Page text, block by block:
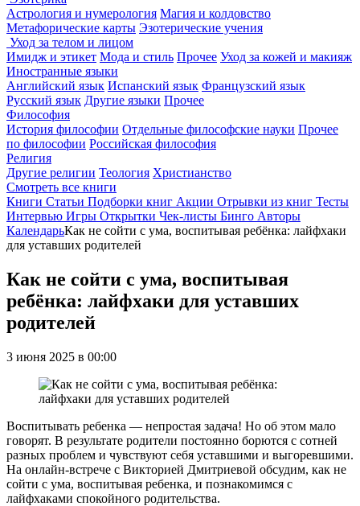
Астрология и нумерология Магия и колдовство
Метафорические карты Эзотерические учения
Уход за телом и лицом
Имидж и этикет Мода и стиль Прочее Уход за кожей и макияж
Иностранные языки
Английский язык Испанский язык Французский язык
Русский язык Другие языки Прочее
Философия
История философии Отдельные философские науки Прочее
по философии Российская философия
Религия
Другие религии Теология Христианство
Смотреть все книги
Книги Статьи Подборки книг Акции Отрывки из книг Тесты
Интервью Игры Открытки Чек-листы Бинго Авторы
КалендарьКак не сойти с ума, воспитывая ребёнка: лайфхаки
для уставших родителей
Как не сойти с ума, воспитывая
ребёнка: лайфхаки для уставших
родителей
3 июня 2025 в 00:00
Воспитывать ребенка — непростая задача! Но об этом мало
говорят. В результате родители постоянно борются с сотней
разных проблем и чувствуют себя уставшими и выгоревшими.
На онлайн-встрече с Викторией Дмитриевой обсудим, как не
сойти с ума, воспитывая ребенка, и познакомимся с
лайфхаками спокойного родительства.